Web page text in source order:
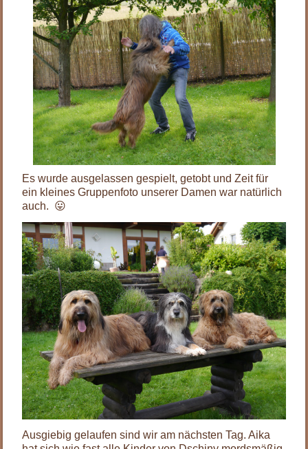
Es wurde ausgelassen gespielt, getobt und Zeit für
ein kleines Gruppenfoto unserer Damen war natürlich
auch. 😛
Ausgiebig gelaufen sind wir am nächsten Tag. Aika